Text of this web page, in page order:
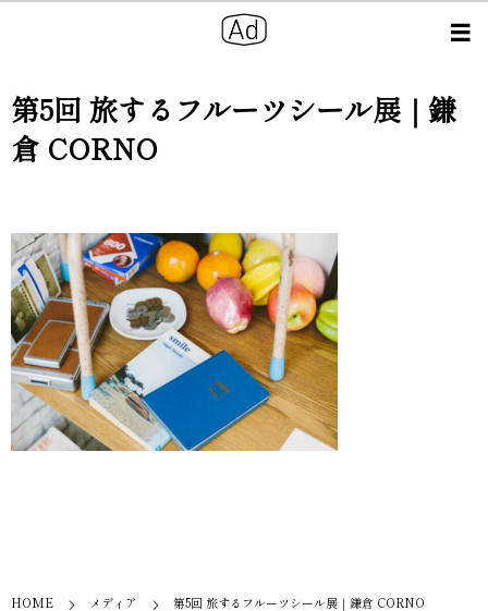
第5回 旅するフルーツシール展｜鎌
倉 CORNO
HOME メディア 第5回 旅するフルーツシール展｜鎌倉 CORNO